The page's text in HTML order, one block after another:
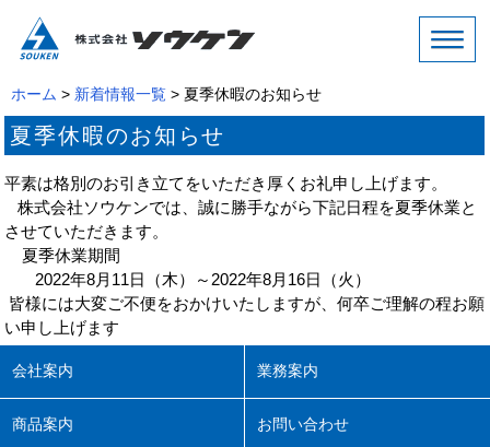
ホーム > 新着情報一覧 > 夏季休暇のお知らせ
夏季休暇のお知らせ
平素は格別のお引き立てをいただき厚くお礼申し上げます。
株式会社ソウケンでは、誠に勝手ながら下記日程を夏季休業と
させていただきます。
夏季休業期間
2022年8月11日（木）～2022年8月16日（火）
皆様には大変ご不便をおかけいたしますが、何卒ご理解の程お願
い申し上げます
会社案内 業務案内
商品案内 お問い合わせ